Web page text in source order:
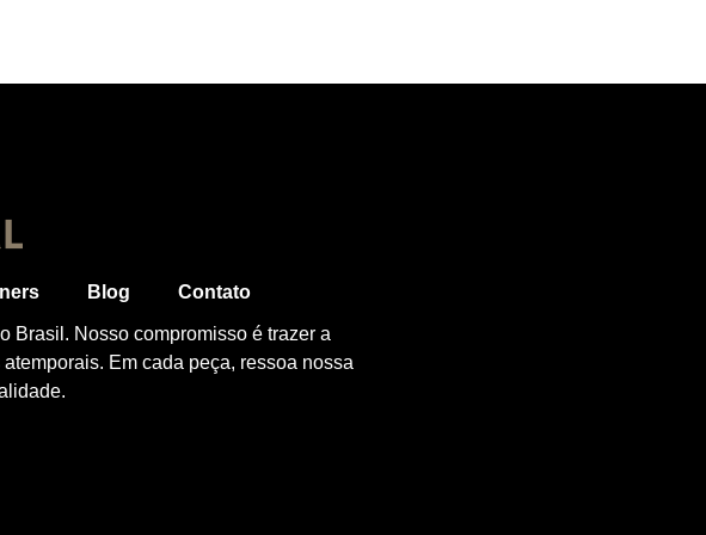
Blog Contato
Brasil. Nosso compromisso é trazer a
Em cada peça, ressoa nossa